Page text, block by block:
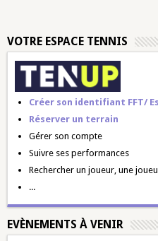
VOTRE ESPACE TENNIS
Créer son identifiant FFT/
Réserver un terrain
Gérer son compte
Suivre ses performances
Rechercher un joueur, une
...
EVÈNEMENTS À VENIR